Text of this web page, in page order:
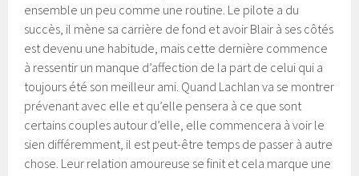
ensemble un peu comme une routine. Le pilote a du
succès, il mène sa carrière de fond et avoir Blair à ses côtés
est devenu une habitude, mais cette dernière commence
à ressentir un manque d’affection de la part de celui qui a
toujours été son meilleur ami. Quand Lachlan va se montrer
prévenant avec elle et qu’elle pensera à ce que sont
certains couples autour d’elle, elle commencera à voir le
sien différemment, il est peut-être temps de passer à autre
chose. Leur relation amoureuse se finit et cela marque une